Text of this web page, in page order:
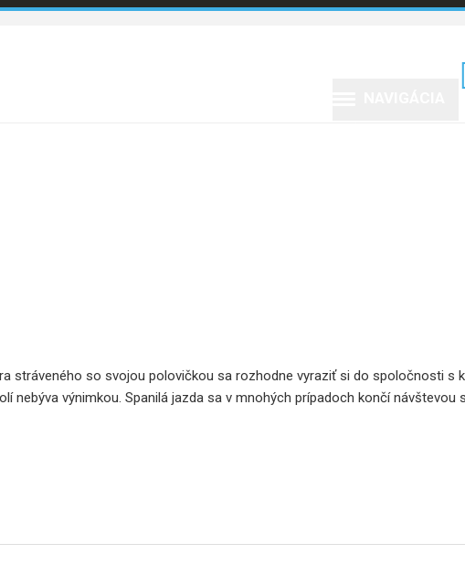
stráveného so svojou polovičkou sa rozhodne vyraziť si do spoločnosti s
výnimkou. Spanilá jazda sa v mnohých prípadoch končí návštevou